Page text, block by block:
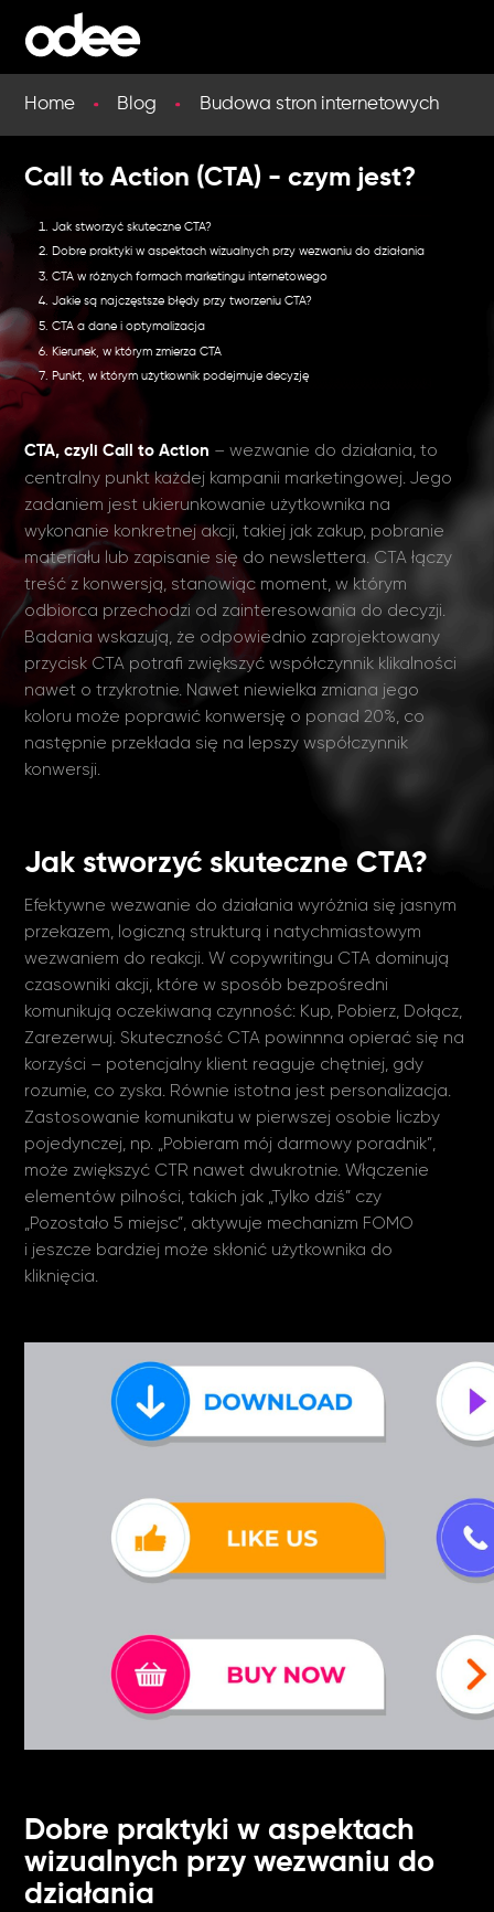
Home Blog Budowa stron internetowych
Call to Action (CTA) - czym jest?
Jak stworzyć skuteczne CTA?
Dobre praktyki w aspektach wizualnych przy wezwaniu do działania
CTA w różnych formach marketingu internetowego
Jakie są najczęstsze błędy przy tworzeniu CTA?
CTA a dane i optymalizacja
Kierunek, w którym zmierza CTA
Punkt, w którym użytkownik podejmuje decyzję
CTA, czyli Call to Action – wezwanie do działania, to
centralny punkt każdej kampanii marketingowej. Jego
zadaniem jest ukierunkowanie użytkownika na
wykonanie konkretnej akcji, takiej jak zakup, pobranie
materiału lub zapisanie się do newslettera. CTA łączy
treść z konwersją, stanowiąc moment, w którym
odbiorca przechodzi od zainteresowania do decyzji.
Badania wskazują, że odpowiednio zaprojektowany
przycisk CTA potrafi zwiększyć współczynnik klikalności
nawet o trzykrotnie. Nawet niewielka zmiana jego
koloru może poprawić konwersję o ponad 20%, co
następnie przekłada się na lepszy współczynnik
konwersji.
Jak stworzyć skuteczne CTA?
Efektywne wezwanie do działania wyróżnia się jasnym
przekazem, logiczną strukturą i natychmiastowym
wezwaniem do reakcji. W copywritingu CTA dominują
czasowniki akcji, które w sposób bezpośredni
komunikują oczekiwaną czynność: Kup, Pobierz, Dołącz,
Zarezerwuj. Skuteczność CTA powinnna opierać się na
korzyści – potencjalny klient reaguje chętniej, gdy
rozumie, co zyska. Równie istotna jest personalizacja.
Zastosowanie komunikatu w pierwszej osobie liczby
pojedynczej, np. „Pobieram mój darmowy poradnik”,
może zwiększyć CTR nawet dwukrotnie. Włączenie
elementów pilności, takich jak „Tylko dziś” czy
„Pozostało 5 miejsc”, aktywuje mechanizm FOMO
i jeszcze bardziej może skłonić użytkownika do
kliknięcia.
Dobre praktyki w aspektach
wizualnych przy wezwaniu do
działania